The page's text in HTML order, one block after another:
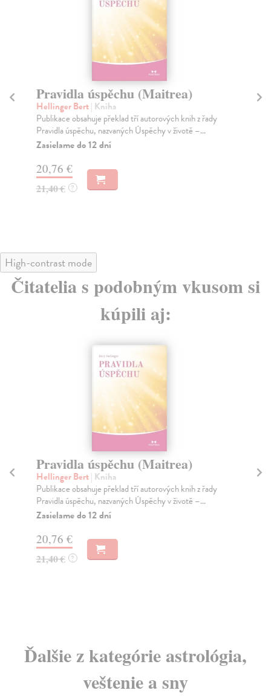
Pravidla úspěchu (Maitrea)
Hellinger Bert| Kniha
Publikace obsahuje překlad tří autorových knih z řady
Pravidla úspěchu, nazvaných Úspěchy v životě –...
Zasielame do 12 dní
20,76 €
21,40 € ?
High-contrast mode
Čitatelia s podobným vkusom si
kúpili aj:
Pravidla úspěchu (Maitrea)
Hellinger Bert| Kniha
Publikace obsahuje překlad tří autorových knih z řady
Pravidla úspěchu, nazvaných Úspěchy v životě –...
Zasielame do 12 dní
20,76 €
21,40 € ?
Ďalšie z kategórie astrológia,
veštenie a sny